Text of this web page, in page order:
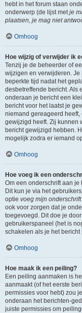
hebt in het forum staan
onderwerp (de lijst metje
plaatsen, je mag niet
Omhoog
Hoe wijzig of verwijder ik
Tenzij je de beheerder of
wijzigen en verwijderen. Je
beperkte tijd nadat het
desbetreffende bericht. Als
onderaan je bericht een
bericht voor het laatst je
niemand gereageerd
gewijzigd heeft. Zij kunnen
bericht gewijzigd hebben.
mogelijk zodra er iemand
Omhoog
Hoe voeg ik een
Om een onderschrift aan je
Dit kun je via het
optie voeg mijn onderschrift
ook voor zorgen dat je
toegevoegd. Dit doe je
gebruikerspaneel (het is
schakelen als je het bericht
Omhoog
Hoe maak ik een peiling?
Een peiling aanmaken is
aanmaakt (of het eerste
permissies voor hebt) zou
onderaan het berichten-
juiste permissies om